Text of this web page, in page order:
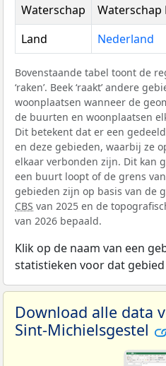
Waterschap
Waterschap
Land
Nederland
Bovenstaande tabel toont de
‘raken’. Beek ‘raakt’ andere
woonplaatsen wanneer de
de buurten en woonplaatsen
Dit betekent dat er een
en deze gebieden, waarbij ze
elkaar verbonden zijn. Dit kan
een buurt loopt of de grens
gebieden zijn op basis van de
CBS van 2025 en de
van 2026 bepaald.
Klik op de naam van een
statistieken voor dat
Download alle data
Sint-Michielsgestel